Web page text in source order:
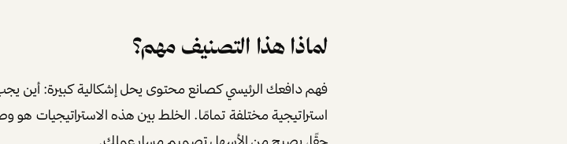
لماذا هذا التصنيف مهم؟
فهم دافعك الرئيسي كصانع محتوى يحل إشكالية كبيرة: أين
استراتيجية مختلفة تمامًا. الخلط بين هذه الاستراتيجيات هو
حقًا، يصبح من الأسهل تصميم مسار عملك.